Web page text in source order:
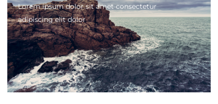
Lorem ipsum dolor sit amet consectetur
adipiscing elit dolor